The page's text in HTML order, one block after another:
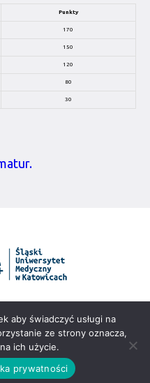
Punkty
170
150
120
80
30
© 2025
aby świadczyć usługi na
ze strony oznacza,
ich użycie.
prywatności